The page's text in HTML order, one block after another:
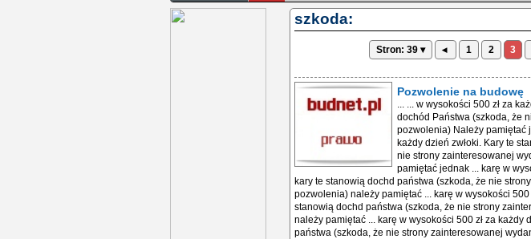
szkoda:
Stron: 39 ▾ ◂ 1 2 3
Pozwolenie na budowę
... ... w wysokości 500 zł za
dochód Państwa (szkoda, że
pozwolenia) Należy pamiętać
każdy dzień zwłoki. Kary te
nie strony zainteresowanej
pamiętać jednak ... karę w
kary te stanowią dochd państwa (szkoda, że nie
pozwolenia) należy pamiętać ... karę w wysokości 500
stanowią dochd państwa (szkoda, że nie strony
należy pamiętać ... karę w wysokości 500 zł za każdy
państwa (szkoda, że nie strony zainteresowanej